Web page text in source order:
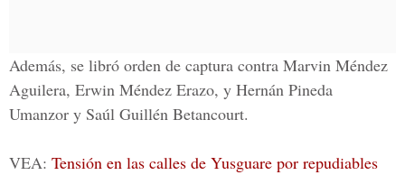
Además, se libró orden de captura contra Marvin Méndez
Aguilera, Erwin Méndez Erazo, y Hernán Pineda
Umanzor y Saúl Guillén Betancourt.
VEA: Tensión en las calles de Yusguare por repudiables